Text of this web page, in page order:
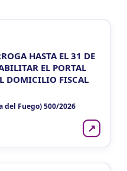
HASTA EL 31 DE
EL PORTAL
DOMICILIO FISCAL
del Fuego) 500/2026
↗